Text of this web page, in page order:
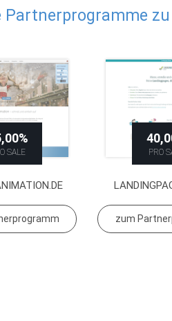
Partnerprogramme zu
SALE PRO
zum